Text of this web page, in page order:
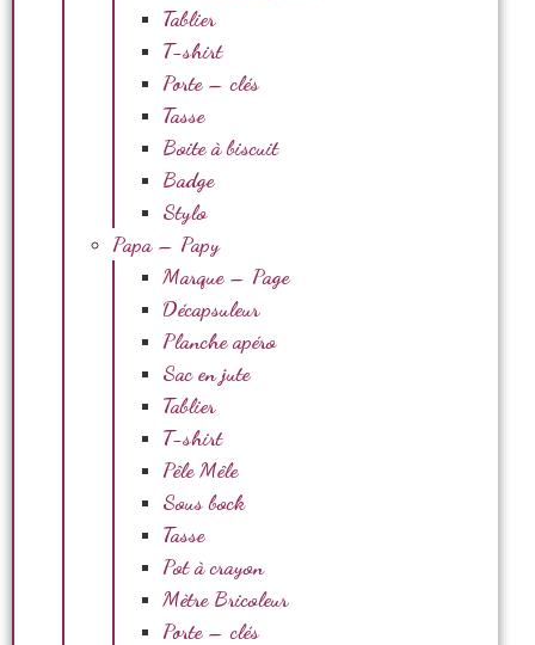
Tablier
T-shirt
Porte – clés
Tasse
Boite à biscuit
Badge
Stylo
Papa – Papy
Marque – Page
Décapsuleur
Planche apéro
Sac en jute
Tablier
T-shirt
Pêle Mêle
Sous bock
Tasse
Pot à crayon
Mètre Bricoleur
Porte – clés